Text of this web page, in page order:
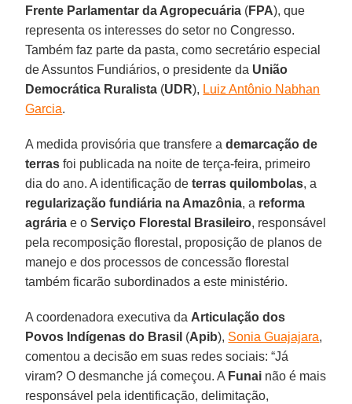
Frente Parlamentar da Agropecuária (FPA), que
representa os interesses do setor no Congresso.
Também faz parte da pasta, como secretário especial
de Assuntos Fundiários, o presidente da União
Democrática Ruralista (UDR), Luiz Antônio Nabhan
Garcia.
A medida provisória que transfere ademarcação de
terras foi publicada na noite de terça-feira, primeiro
dia do ano. A identificação deterras quilombolas, a
regularização fundiária na Amazônia, a reforma
agrária e oServiço Florestal Brasileiro, responsável
pela recomposição florestal, proposição de planos de
manejo e dos processos de concessão florestal
também ficarão subordinados a este ministério.
A coordenadora executiva da Articulação dos
Povos Indígenas do Brasil (Apib), Sonia Guajajara,
comentou a decisão em suas redes sociais: “Já
viram? O desmanche já começou. A Funai não é mais
responsável pela identificação, delimitação,